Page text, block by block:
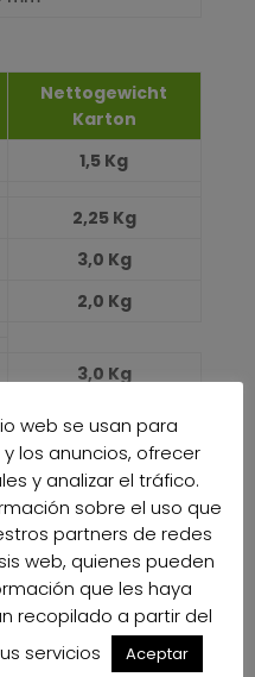
Nettogewicht
Karton
1,5 Kg
2,25 Kg
3,0 Kg
2,0 Kg
3,0 Kg
PRODUKTIONS
KALENDER
JANUAR
100%
100%
100%
100%
MÄRZ
web se usan para
los anuncios, ofrecer
y analizar el tráfico.
sobre el uso que
partners de redes
web, quienes pueden
que les haya
recopilado a partir del
servicios
Aceptar